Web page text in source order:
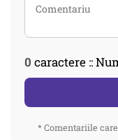
0 caractere ::
* Comentariile